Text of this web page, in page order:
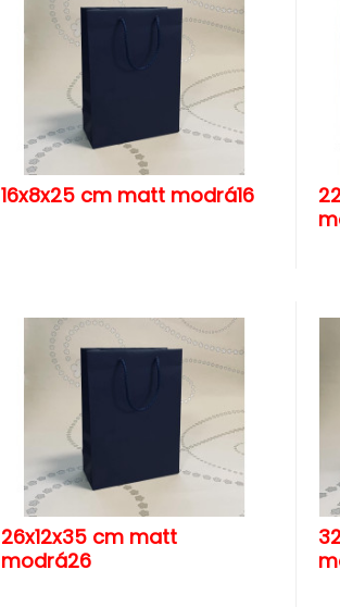
16x8x25 cm matt modrá16
26x12x35 cm matt
modrá26